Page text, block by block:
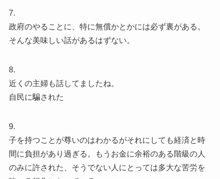
7.
政府のやることに、特に無償かとかには必ず裏がある。
そんな美味しい話があるはずない。
8.
近くの主婦も話してましたね。
自民に騙された
9.
子を持つことが尊いのはわかるがそれにしても経済と時
間に負担があり過ぎる。もうお金に余裕のある階級の人
のみに許された、そうでない人にとっては多大な苦労を